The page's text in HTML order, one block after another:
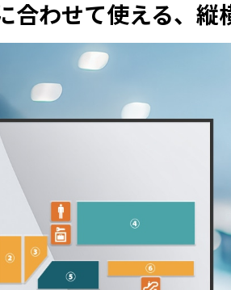
合わせて使える、縦